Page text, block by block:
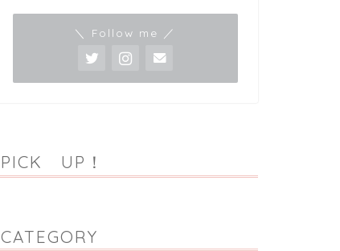
＼ Follow me ／
PICK UP！
CATEGORY